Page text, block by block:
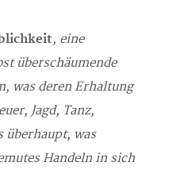
, eine
über­schäu­mende
was deren Erhaltung
Jagd, Tanz,
über­haupt, was
Handeln in sich